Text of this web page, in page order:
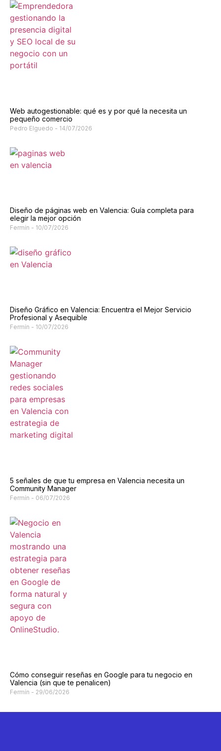
Web autogestionable: qué es y por qué la necesita un
pequeño comercio
Pedro Elguedo 14/07/2026
Diseño de páginas web en Valencia: Guía completa para
elegir la mejor opción
Fermín 10/07/2026
Diseño Gráfico en Valencia: Encuentra el Mejor Servicio
Profesional y Asequible
Fermín 10/07/2026
5 señales de que tu empresa en Valencia necesita un
Community Manager
Fermín 06/07/2026
Cómo conseguir reseñas en Google para tu negocio en
Valencia (sin que te penalicen)
Fermín 29/06/2026